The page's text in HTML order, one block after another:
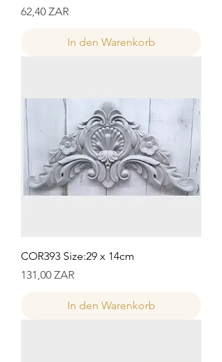
Preis
62,40 ZAR
In den Warenkorb
COR393 Size:29 x 14cm
Preis
131,00 ZAR
In den Warenkorb